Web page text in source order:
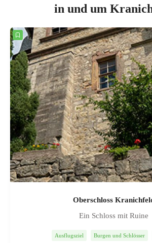
in und um
Oberschloss
Ein Schloss mit Ruine
Ausflugsziel Burgen und Schlösser